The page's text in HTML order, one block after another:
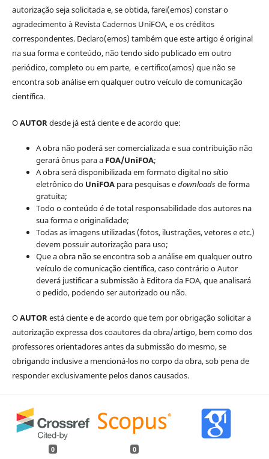
autorização seja solicitada e, se obtida, farei(emos) constar o
agradecimento à Revista Cadernos UniFOA, e os créditos
correspondentes. Declaro(emos) também que este artigo é original
na sua forma e conteúdo, não tendo sido publicado em outro
periódico, completo ou em parte, e certifico(amos) que não se
encontra sob análise em qualquer outro veículo de comunicação
científica.
OAUTORdesde já está ciente e de acordo que:
A obra não poderá ser comercializada e sua contribuição não
gerará ônus para a FOA/UniFOA;
A obra será disponibilizada em formato digital no sítio
eletrônico do UniFOApara pesquisas edownloadsde forma
gratuita;
Todo o conteúdo é de total responsabilidade dos autores na
sua forma e originalidade;
Todas as imagens utilizadas (fotos, ilustrações, vetores e etc.)
devem possuir autorização para uso;
Que a obra não se encontra sob a análise em qualquer outro
veículo de comunicação científica, caso contrário o Autor
deverá justificar a submissão à Editora da FOA, que analisará
o pedido, podendo ser autorizado ou não.
OAUTORestá ciente e de acordo que tem por obrigação solicitar a
autorização expressa dos coautores da obra/artigo, bem como dos
professores orientadores antes da submissão do mesmo, se
obrigando inclusive a mencioná-los no corpo da obra, sob pena de
responder exclusivamente pelos danos causados.
0 0